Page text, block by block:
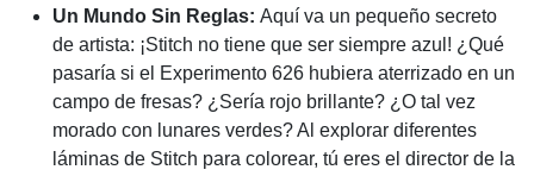
Un Mundo Sin Reglas: Aquí va un pequeño secreto
de artista: ¡Stitch no tiene que ser siempre azul! ¿Qué
pasaría si el Experimento 626 hubiera aterrizado en un
campo de fresas? ¿Sería rojo brillante? ¿O tal vez
morado con lunares verdes? Al explorar diferentes
láminas de Stitch para colorear, tú eres el director de la